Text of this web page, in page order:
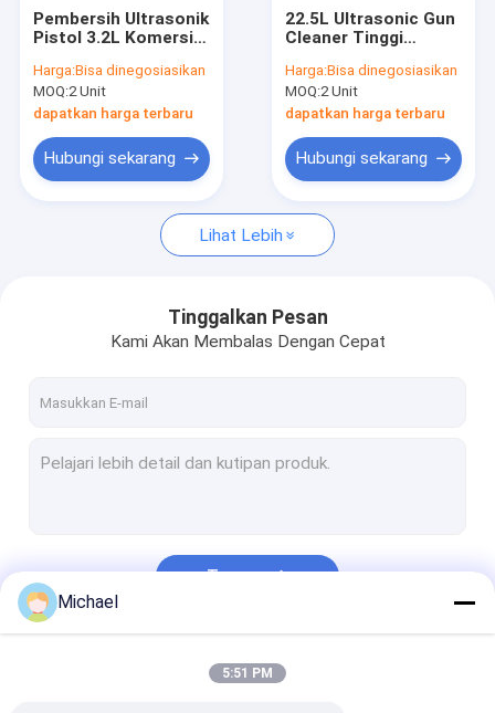
Pembersih Ultrasonik
Pistol 3.2L Komersial
Ultrasonik 100W
Harga:Bisa dinegosiasikan
MOQ:2 Unit
dapatkan harga terbaru
Hubungi sekarang
22.5L Ultrasonic Gun
Cleaner Tinggi
Pembersihan Cepat
Harga:Bisa dinegosiasikan
MOQ:2 Unit
dapatkan harga terbaru
Hubungi sekarang
Lihat Lebih
Tinggalkan Pesan
Kami Akan Membalas Dengan Cepat
Terus
Michael
5:51 PM